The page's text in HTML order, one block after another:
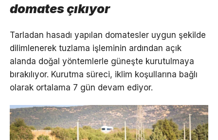
domates çıkıyor
Tarladan hasadı yapılan domatesler uygun şekilde
dilimlenerek tuzlama işleminin ardından açık
alanda doğal yöntemlerle güneşte kurutulmaya
bırakılıyor. Kurutma süreci, iklim koşullarına bağlı
olarak ortalama 7 gün devam ediyor.